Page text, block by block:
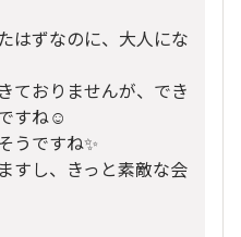
はずなのに、大人にな
ておりませんが、でき
すね☺️
うですね✨
すし、きっと素敵な会